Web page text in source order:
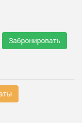
Забронировать